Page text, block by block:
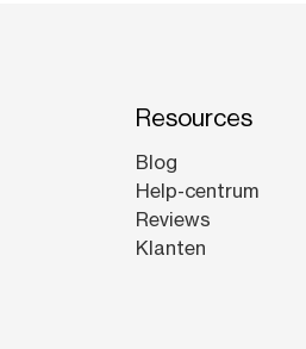
Resources
Blog
Help-centrum
Reviews
Klanten